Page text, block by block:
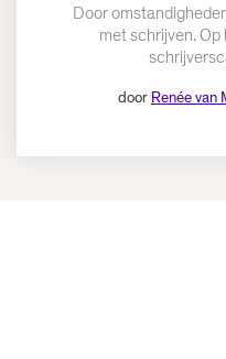
Door
met schrijven.
door Renée van